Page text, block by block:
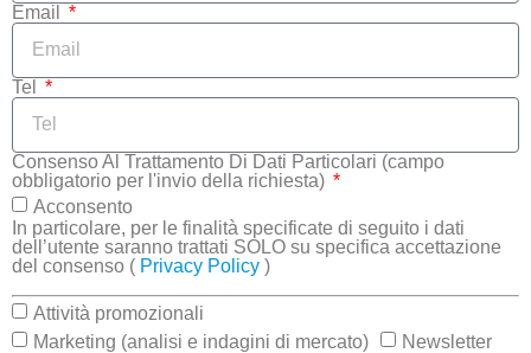
Email
Tel
Consenso Al Trattamento Di Dati Particolari (campo
obbligatorio per l'invio della richiesta)
Acconsento
In particolare, per le finalità specificate di seguito i dati
dell’utente saranno trattati SOLO su specifica accettazione
del consenso ( Privacy Policy )
Attività promozionali
Marketing (analisi e indagini di mercato)
Newsletter